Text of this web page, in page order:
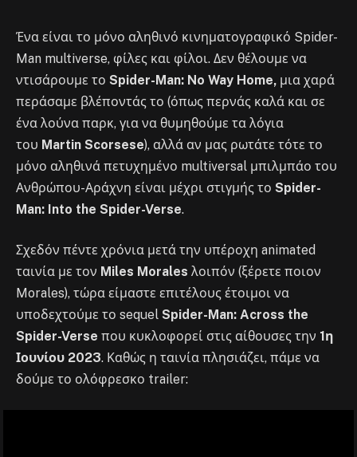
Ένα είναι το μόνο αληθινό κινηματογραφικό Spider-
Man multiverse, φίλες και φίλοι. Δεν θέλουμε να
ντισάρουμε το Spider-Man: No Way Home, μια χαρά
περάσαμε βλέποντάς το (όπως περνάς καλά και σε
ένα λούνα παρκ, για να θυμηθούμε τα λόγια
του Martin Scorsese), αλλά αν μας ρωτάτε τότε το
μόνο αληθινά πετυχημένο multiversal μπιλμπάο του
Ανθρώπου-Αράχνη είναι μέχρι στιγμής το Spider-
Man: Into the Spider-Verse.
Σχεδόν πέντε χρόνια μετά την υπέροχη animated
ταινία με τον Miles Morales λοιπόν (ξέρετε ποιον
Morales), τώρα είμαστε επιτέλους έτοιμοι να
υποδεχτούμε το sequel Spider-Man: Across the
Spider-Verse που κυκλοφορεί στις αίθουσες την 1η
Ιουνίου 2023. Καθώς η ταινία πλησιάζει, πάμε να
δούμε το ολόφρεσκο trailer: